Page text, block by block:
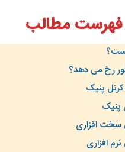
فهرست مطالب
رخ می دهد؟
کرنل پنیک
پنیک
سخت افزاری
افزاری